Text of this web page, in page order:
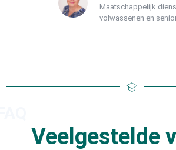
Maatschappelijk
volwassenen en
Veelgestelde